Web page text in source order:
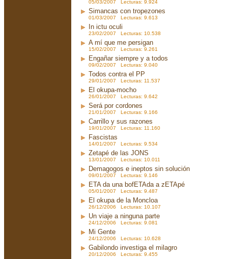
05/03/2007 Lecturas: 9.924
Simancas con tropezones
01/03/2007 Lecturas: 9.613
In ictu oculi
23/02/2007 Lecturas: 10.538
A mí que me persigan
15/02/2007 Lecturas: 9.261
Engañar siempre y a todos
09/02/2007 Lecturas: 9.040
Todos contra el PP
29/01/2007 Lecturas: 11.537
El okupa-mocho
26/01/2007 Lecturas: 9.642
Será por cordones
21/01/2007 Lecturas: 9.166
Carrillo y sus razones
19/01/2007 Lecturas: 11.160
Fascistas
14/01/2007 Lecturas: 9.534
Zetapé de las JONS
13/01/2007 Lecturas: 10.011
Demagogos e ineptos sin solución
09/01/2007 Lecturas: 9.146
ETA da una bofETAda a zETApé
05/01/2007 Lecturas: 9.487
El okupa de la Moncloa
26/12/2006 Lecturas: 10.107
Un viaje a ninguna parte
24/12/2006 Lecturas: 9.081
Mi Gente
24/12/2006 Lecturas: 10.628
Gabilondo investiga el milagro
20/12/2006 Lecturas: 9.455